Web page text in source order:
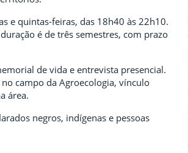
e quintas-feiras, das 18h40 às 22h10.
é de três semestres, com prazo
de vida e entrevista presencial.
campo da Agroecologia, vínculo
área.
negros, indígenas e pessoas